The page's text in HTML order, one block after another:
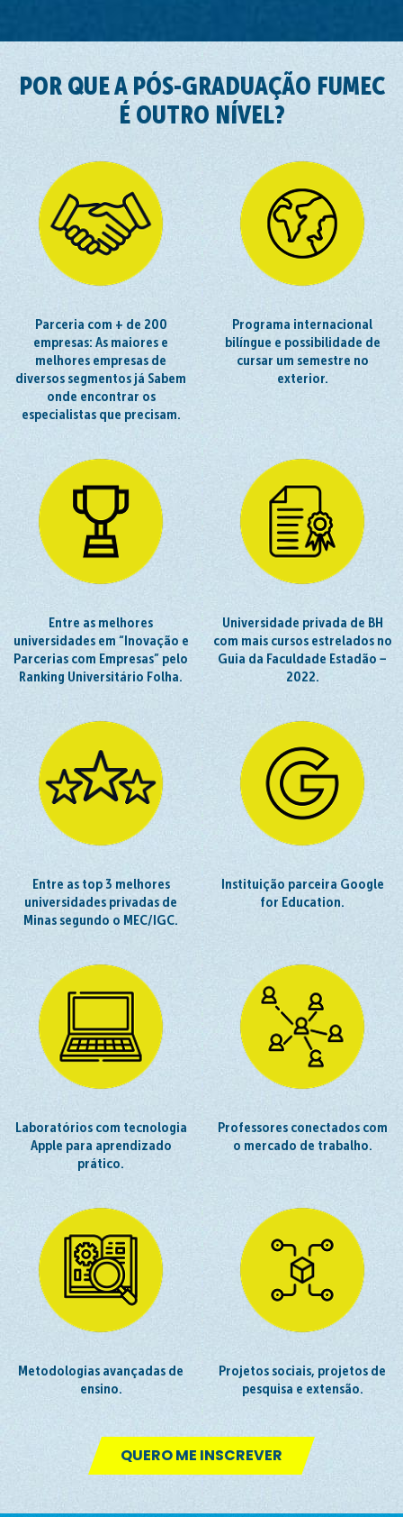
POR QUE A PÓS-GRADUAÇÃO FUMEC
É OUTRO NÍVEL?
Parceria com + de 200
empresas: As maiores e
melhores empresas de
diversos segmentos já Sabem
onde encontrar os
especialistas que precisam.
Programa internacional
bilíngue e possibilidade de
cursar um semestre no
exterior.
Entre as melhores
universidades em “Inovação e
Parcerias com Empresas” pelo
Ranking Universitário Folha.
Universidade privada de BH
com mais cursos estrelados no
Guia da Faculdade Estadão −
2022.
Entre as top 3 melhores
universidades privadas de
Minas segundo o MEC/IGC.
Instituição parceira Google
for Education.
Laboratórios com tecnologia
Apple para aprendizado
prático.
Professores conectados com
o mercado de trabalho.
Metodologias avançadas de
ensino.
Projetos sociais, projetos de
pesquisa e extensão.
QUERO ME INSCREVER